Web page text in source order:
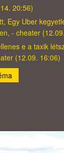
20:56)
Egy Uber
- cheater
e a taxik
(12.09. 16:06)